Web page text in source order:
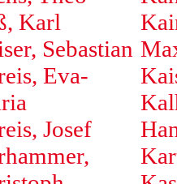
Karl
Sebastian
Eva-
Josef